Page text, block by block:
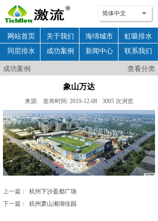
简体中文
网站首页 关于我们 海绵城市
虹吸排水
同层排水
成功案例 新闻中心
联系我们
公司项目
查看分类
成功案例
象山万达
来源: 发布时间: 2019-12-08 3005 次浏览
上一篇：
杭州下沙盈都广场
下一篇：
杭州萧山湘湖佳园